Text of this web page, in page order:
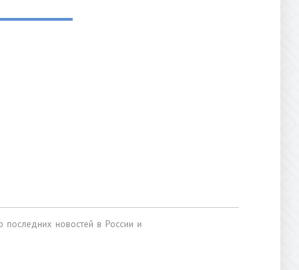
последних новостей в России и